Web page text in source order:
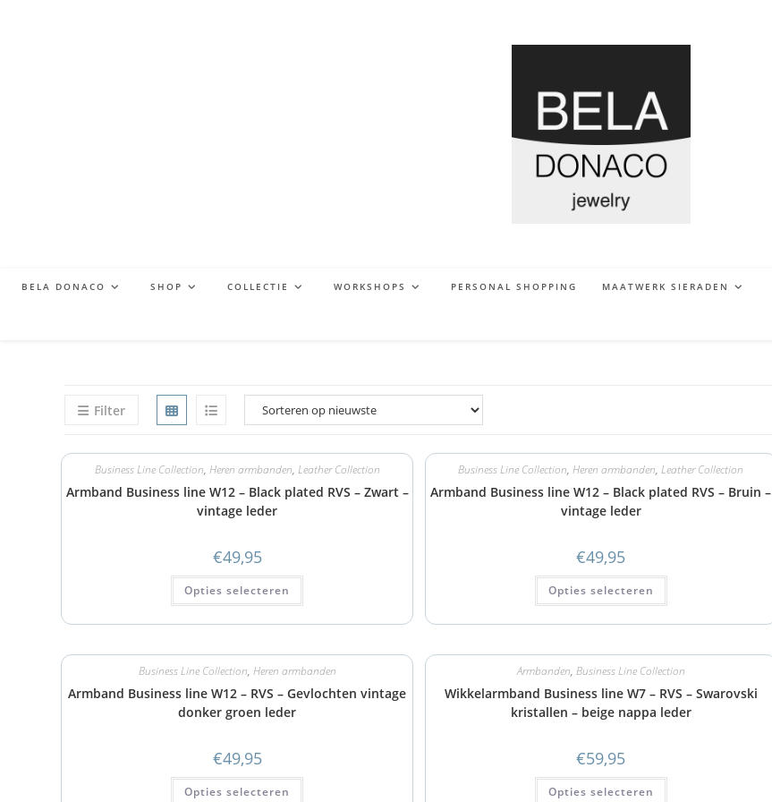
BELA DONACO SHOP COLLECTIE WORKSHOPS PERSONAL SHOPPING MAATWERK SIERADEN
Filter
Business Line Collection, Heren armbanden, Leather Collection
Armband Business line W12 – Black plated RVS – Zwart –
vintage leder
€49,95
Opties selecteren
Business Line Collection,Heren armbanden,Leather Collection
Armband Business line W12 – Black plated RVS – Bruin –
vintage leder
€49,95
Opties selecteren
Business Line Collection, Heren armbanden
Armband Business line W12 – RVS – Gevlochten vintage
donker groen leder
€49,95
Opties selecteren
Armbanden, Business Line Collection
Wikkelarmband Business line W7 – RVS – Swarovski
kristallen – beige nappa leder
€59,95
Opties selecteren